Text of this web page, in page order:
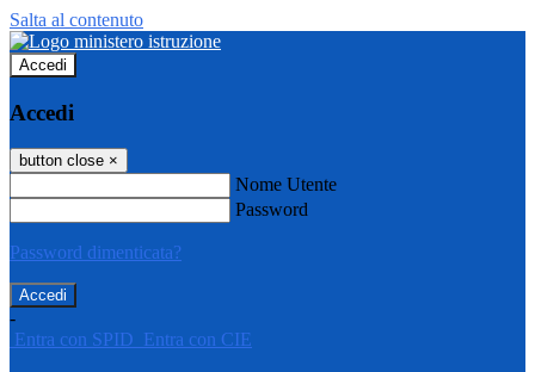
Salta al contenuto
Accedi
Accedi
button close ×
Nome Utente
Password
Password dimenticata?
-
Entra con SPID Entra con CIE